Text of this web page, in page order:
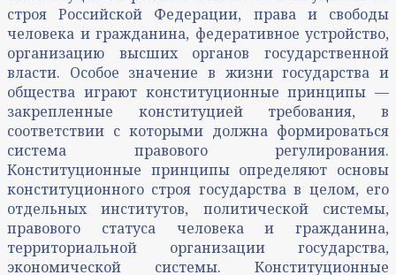
строя Российской Федерации, права и свободы
человека и гражданина, федеративное устройство,
организацию высших органов государственной
власти. Особое значение в жизни государства и
общества играют конституционные принципы —
закрепленные конституцией требования, в
соответствии с которыми должна формироваться
система правового регулирования.
Конституционные принципы определяют основы
конституционного строя государства в целом, его
отдельных институтов, политической системы,
правового статуса человека и гражданина,
территориальной организации государства,
экономической системы. Конституционные